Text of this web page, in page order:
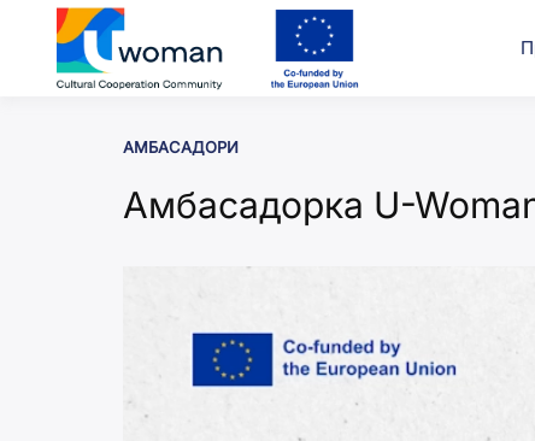
Перейти
АМБАСАДОРИ
Амбасадорка U-